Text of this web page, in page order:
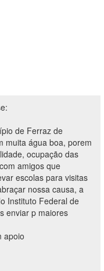
de Ferraz de
muita água boa, porem
ocupação das
amigos que
escolas para visitas
nossa causa, a
Instituto Federal de
enviar p maiores
apoio